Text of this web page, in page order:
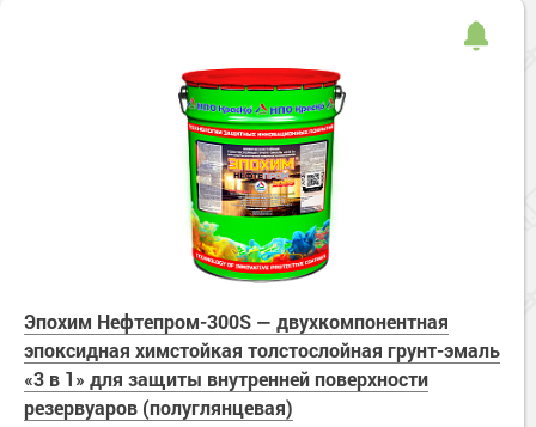
Эпохим Нефтепром-300S — двухкомпонентная
эпоксидная химстойкая толстослойная грунт-эмаль
«3 в 1» для защиты внутренней поверхности
резервуаров (полуглянцевая)